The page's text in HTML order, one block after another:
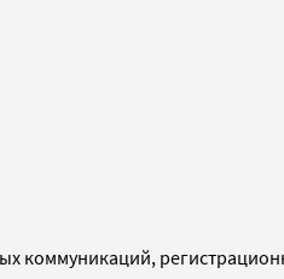
коммуникаций,